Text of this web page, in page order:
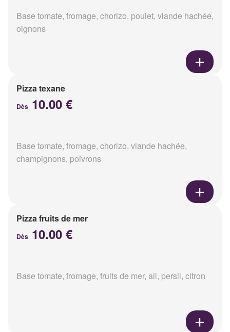
Base tomate, fromage, chorizo, poulet, viande hachée,
oignons
Pizza texane
Dès 10.00 €
Base tomate, fromage, chorizo, viande hachée,
champignons, poivrons
Pizza fruits de mer
Dès 10.00 €
Base tomate, fromage, fruits de mer, ail, persil, citron